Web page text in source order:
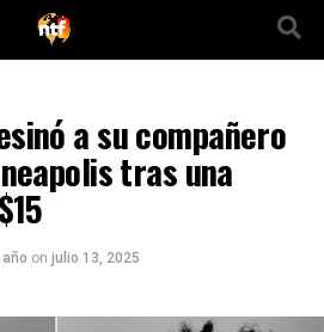
a su compañero
tras una
año on julio 13, 2025